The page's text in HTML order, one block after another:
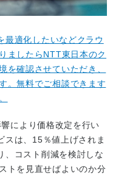
最適化したいなどクラウ
ましたらNTT東日本のク
を確認させていただき、
。無料でご相談できます
により価格改定を行い
スは、15％値上げされま
、コスト削減を検討しな
トを見直せばよいのか分